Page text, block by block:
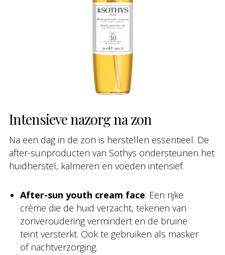
Intensieve nazorg na zon
Na een dag in de zon is herstellen essentieel. De
after-sunproducten van Sothys ondersteunen het
huidherstel, kalmeren en voeden intensief.
After-sun youth cream face: Een rijke
crème die de huid verzacht, tekenen van
zonveroudering vermindert en de bruine
teint versterkt. Ook te gebruiken als masker
of nachtverzorging.